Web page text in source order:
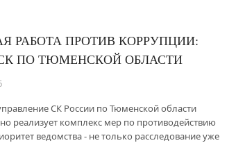
РАБОТА ПРОТИВ КОРРУПЦИИ:
ПО ТЮМЕНСКОЙ ОБЛАСТИ
СК России по Тюменской области
реализует комплекс мер по противодействию
ведомства - не только расследование уже